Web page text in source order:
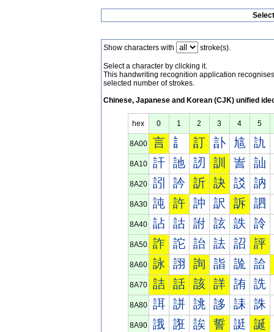
Show characters with stroke(s).
Select a character by clicking it.
This handwriting recognition application
selected number of strokes.
Chinese, Japanese and Korean (CJK) unified
hex 0 1 2 3 4 5
8A00 言 訁 訂 訃 訄 訅
8A10 訐 訑 訒 訓 訔 訕
8A20 訠 訡 訢 訣 訤 訥
8A30 訰 許 訲 訳 訴 訵
8A40 詀 詁 詂 詃 詄 詅
8A50 詐 詑 詒 詓 詔 評
8A60 詠 詡 詢 詣 詤 詥
8A70 詰 話 該 詳 詴 詵
8A80 誀 誁 誂 誃 誄 誅
8A90 誐 誑 誒 誓 誔 誕